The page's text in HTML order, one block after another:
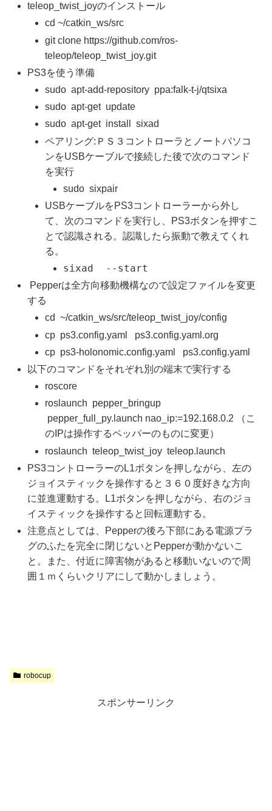
teleop_twist_joyのインストール
cd ~/catkin_ws/src
git clone https://github.com/ros-
teleop/teleop_twist_joy.git
PS3を使う準備
sudo apt-add-repository ppa:falk-t-j/qtsixa
sudo apt-get update
sudo apt-get install sixad
ペアリング:ＰＳ３コントローラとノートパソコ
ンをUSBケーブルで接続した後で次のコマンド
を実行
sudo sixpair
USBケーブルをPS3コントローラーから外し
て、次のコマンドを実行し、PS3ボタンを押すこ
とで認識される。認識したら振動で教えてくれ
る。
sixad --start
Pepperは全方向移動機構なので設定ファイルを変更
する
cd ~/catkin_ws/src/teleop_twist_joy/config
cp ps3.config.yaml ps3.config.yaml.org
cp ps3-holonomic.config.yaml ps3.config.yaml
以下のコマンドをそれぞれ別の端末で実行する
roscore
roslaunch pepper_bringup
pepper_full_py.launch nao_ip:=192.168.0.2 （こ
のIPは操作するペッパーのものに変更）
roslaunch teleop_twist_joy teleop.launch
PS3コントローラーのL1ボタンを押しながら、左の
ジョイスティックを操作すると３６０度好きな方向
に並進運動する。L1ボタンを押しながら、右のジョ
イスティックを操作すると回転運動する。
注意点としては、Pepperの後ろ下部にある電源プラ
グのふたを完全に閉じないとPepperが動かないこ
と。また、付近に障害物があると移動いないので周
囲１ｍくらいクリアにして動かしましょう。
robocup
スポンサーリンク